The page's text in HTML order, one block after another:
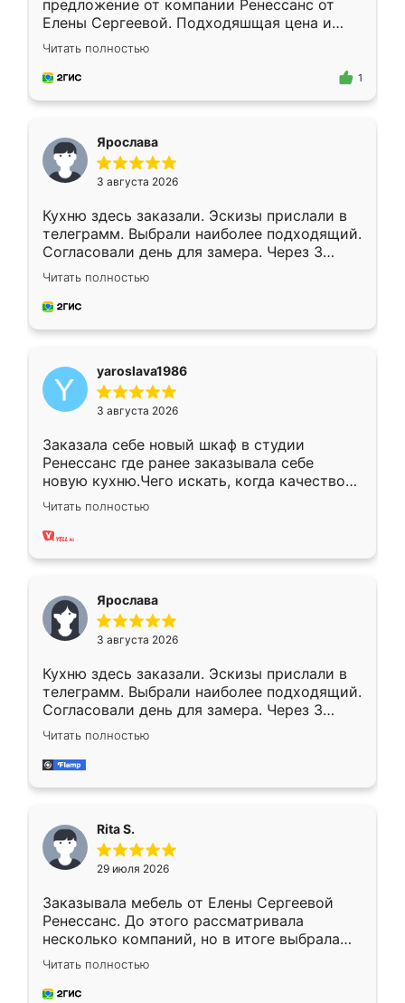
предложение от компании Ренессанс от
Елены Сергеевой. Подходяшщая цена и
короткие сроки изготовления. Приехавший
для замера сотрудник Владислав
предложил по моему эскизу самый
Читать полностью
1
Ярослава
3 августа 2026
Кухню здесь заказали. Эскизы прислали в
телеграмм. Выбрали наиболее подходящий.
Согласовали день для замера. Через 3
недели кухня была уже готова. Остались
довольны работой. Спасибо Ренессанс
мебель за качественную работу!
Читать полностью
yaroslava1986
3 августа 2026
Заказала себе новый шкаф в студии
Ренессанс где ранее заказывала себе
новую кухню.Чего искать, когда качеством
вполне довольна. Служит кухня уже почти
два года, нареканий нет.
Читать полностью
Ярослава
3 августа 2026
Кухню здесь заказали. Эскизы прислали в
телеграмм. Выбрали наиболее подходящий.
Согласовали день для замера. Через 3
недели кухня была уже готова. Остались
довольны работой. Спасибо Ренессанс
мебель за качественную работу!
Читать полностью
Rita S.
29 июля 2026
Заказывала мебель от Елены Сергеевой
Ренессанс. До этого рассматривала
несколько компаний, но в итоге выбрала
эту. Сначала обговорили условия, потом
приехал замерщик, всё спокойно объяснил
и снял размеры. Изготовили в срок, с
Читать полностью